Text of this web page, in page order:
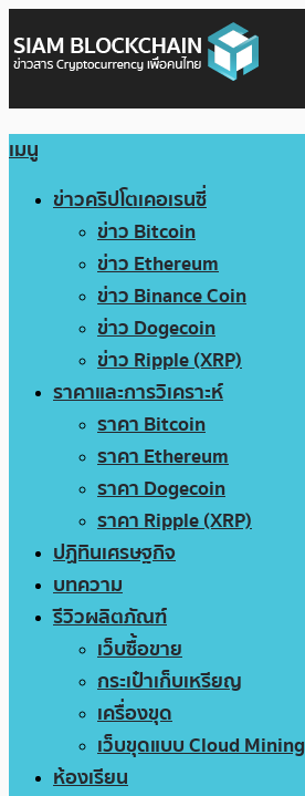
เมนู
ข่าวคริปโตเคอเรนซี่
ข่าว Bitcoin
ข่าว Ethereum
ข่าว Binance Coin
ข่าว Dogecoin
ข่าว Ripple (XRP)
ราคาและการวิเคราะห์
ราคา Bitcoin
ราคา Ethereum
ราคา Dogecoin
ราคา Ripple (XRP)
ปฏิทินเศรษฐกิจ
บทความ
รีวิวผลิตภัณฑ์
เว็บซื้อขาย
กระเป๋าเก็บเหรียญ
เครื่องขุด
เว็บขุดแบบ Cloud Mining
ห้องเรียน